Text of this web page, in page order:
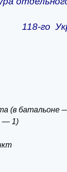
118-го
(в батальоне
— 1)